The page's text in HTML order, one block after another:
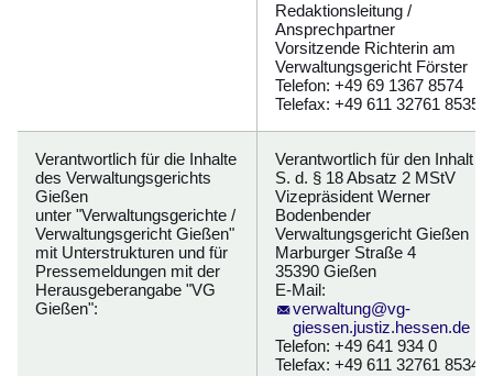
Redaktionsleitung /
Ansprechpartner
Vorsitzende Richterin am
Verwaltungsgericht Förster
Telefon: +49 69 1367 8574
Telefax: +49 611 32761 8535
Verantwortlich für die Inhalte
des Verwaltungsgerichts
Gießen
unter "Verwaltungsgerichte /
Verwaltungsgericht Gießen"
mit Unterstrukturen und für
Pressemeldungen mit der
Herausgeberangabe "VG
Gießen":
Verantwortlich für den Inhalt i.
S. d. § 18 Absatz 2 MStV
Vizepräsident Werner
Bodenbender
Verwaltungsgericht Gießen
Marburger Straße 4
35390 Gießen
E-Mail:
verwaltung@vg-
giessen.justiz.hessen.de
Telefon: +49 641 934 0
Telefax: +49 611 32761 8534